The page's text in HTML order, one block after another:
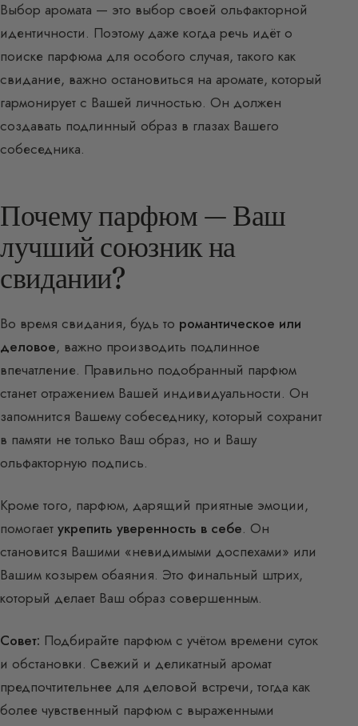
Выбор аромата — это выбор своей ольфакторной
идентичности. Поэтому даже когда речь идёт о
поиске парфюма для особого случая, такого как
свидание, важно остановиться на аромате, который
гармонирует с Вашей личностью. Он должен
создавать подлинный образ в глазах Вашего
собеседника.
Почему парфюм — Ваш
лучший союзник на
свидании?
Во время свидания, будь то романтическое или
деловое, важно производить подлинное
впечатление. Правильно подобранный парфюм
станет отражением Вашей индивидуальности. Он
запомнится Вашему собеседнику, который сохранит
в памяти не только Ваш образ, но и Вашу
ольфакторную подпись.
Кроме того, парфюм, дарящий приятные эмоции,
помогает укрепить уверенность в себе. Он
становится Вашими «невидимыми доспехами» или
Вашим козырем обаяния. Это финальный штрих,
который делает Ваш образ совершенным.
Совет: Подбирайте парфюм с учётом времени суток
и обстановки. Свежий и деликатный аромат
предпочтительнее для деловой встречи, тогда как
более чувственный парфюм с выраженными